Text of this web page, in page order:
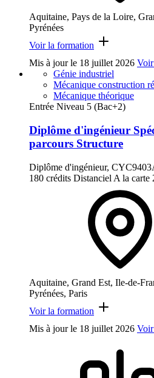
Aquitaine, Pays de la Loire,
Pyrénées
Voir la formation
Mis à jour le 18 juillet 2026
Génie industriel
Mécanique construction
Mécanique théorique
Entrée Niveau 5 (Bac+2)
Diplôme d'ingénieur
parcours Structure
Diplôme d'ingénieur,
180 crédits Distanciel A la carte
Aquitaine, Grand Est, Ile-de-
Pyrénées, Paris
Voir la formation
Mis à jour le 18 juillet 2026